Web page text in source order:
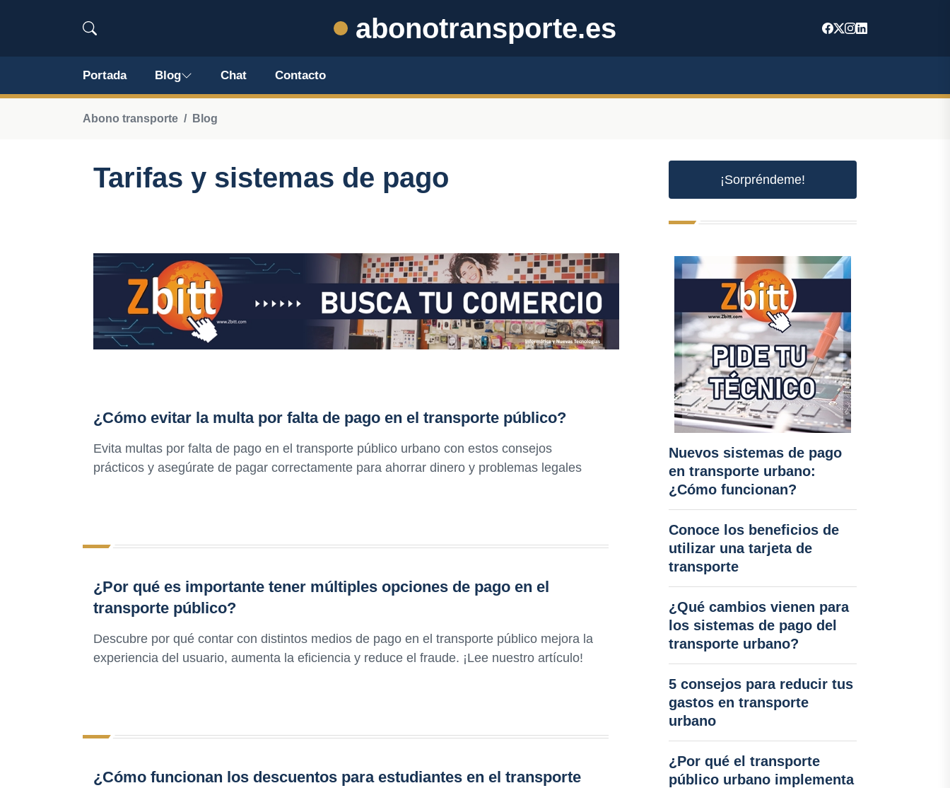
abonotransporte.es
Portada Blog Chat Contacto
Abono transporte Blog
Tarifas y sistemas de pago
¿Cómo evitar la multa por falta de pago en el transporte público?
Evita multas por falta de pago en el transporte público urbano con estos consejos
prácticos y asegúrate de pagar correctamente para ahorrar dinero y problemas legales
¿Por qué es importante tener múltiples opciones de pago en el
transporte público?
Descubre por qué contar con distintos medios de pago en el transporte público mejora la
experiencia del usuario, aumenta la eficiencia y reduce el fraude. ¡Lee nuestro artículo!
¿Cómo funcionan los descuentos para estudiantes en el transporte
¡Sorpréndeme!
Nuevos sistemas de pago
en transporte urbano:
¿Cómo funcionan?
Conoce los beneficios de
utilizar una tarjeta de
transporte
¿Qué cambios vienen para
los sistemas de pago del
transporte urbano?
5 consejos para reducir tus
gastos en transporte
urbano
¿Por qué el transporte
público urbano implementa